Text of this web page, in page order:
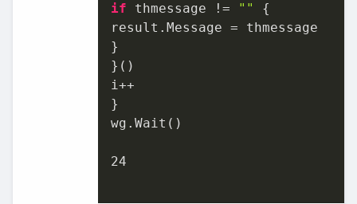
if thmessage != ""
{
result.Message = thmessage
}
}()
i++
}
wg.Wait()
24